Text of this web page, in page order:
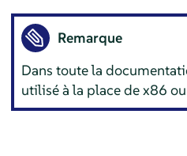
Remarque
Dans toute la
utilisé à la place de x86